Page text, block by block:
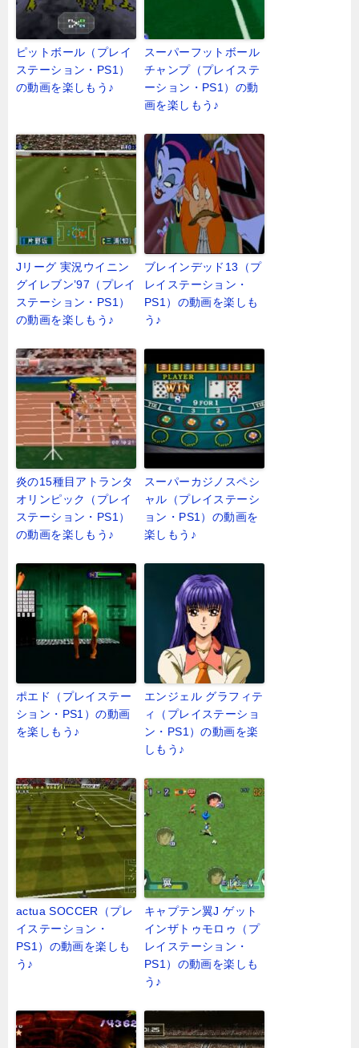
ピットボール（プレイ
ステーション・PS1）
の動画を楽しもう♪
スーパーフットボール
チャンプ（プレイステ
ーション・PS1）の動
画を楽しもう♪
Jリーグ 実況ウイニン
グイレブン’97（プレイ
ステーション・PS1）
の動画を楽しもう♪
ブレインデッド13（プ
レイステーション・
PS1）の動画を楽しも
う♪
炎の15種目アトランタ
オリンピック（プレイ
ステーション・PS1）
の動画を楽しもう♪
スーパーカジノスペシ
ャル（プレイステーシ
ョン・PS1）の動画を
楽しもう♪
ポエド（プレイステー
ション・PS1）の動画
を楽しもう♪
エンジェル グラフィテ
ィ（プレイステーショ
ン・PS1）の動画を楽
しもう♪
actua SOCCER（プレ
イステーション・
PS1）の動画を楽しも
う♪
キャプテン翼J ゲット
インザトゥモロゥ（プ
レイステーション・
PS1）の動画を楽しも
う♪